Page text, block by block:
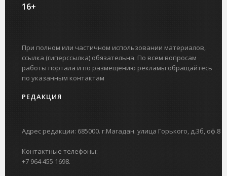
16+
При полном или частичном использовании материалов,
ссылка (гиперссылка) обязательна. По всем вопросам
работы портала и по размещению рекламы обращайтесь
по указанным контактам
РЕДАКЦИЯ
Адрес редакции: 685000. г.Магадан. улица Горького, д.3б, оф.8
Контактные телефоны:
+7 964 455 1698.